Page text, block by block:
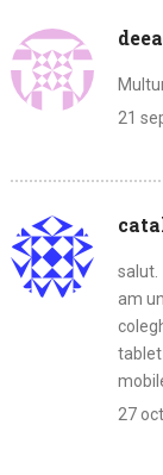
deea
21
salut.
am
tablet
27